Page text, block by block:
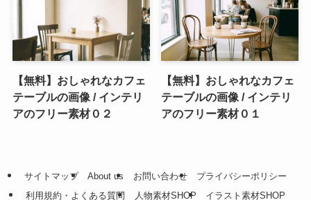
【無料】おしゃれなカフェ
テーブルの画像 / インテリ
アのフリー素材０２
【無料】おしゃれなカフェ
テーブルの画像 / インテリ
アのフリー素材０１
サイトマップ About us お問い合わせ
プライバシーポリシー
利用規約・よくある質問
人物素材SHOP イラスト素材SHOP